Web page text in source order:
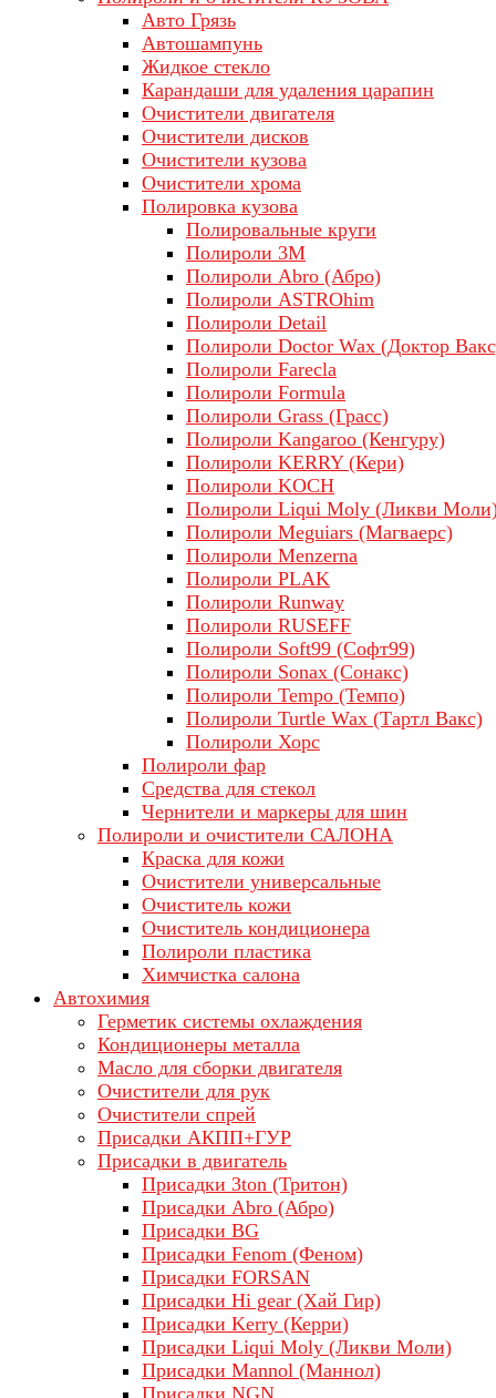
Авто Грязь
Автошампунь
Жидкое стекло
Карандаши для удаления царапин
Очистители двигателя
Очистители дисков
Очистители кузова
Очистители хрома
Полировка кузова
Полировальные круги
Полироли 3М
Полироли Abro (Абро)
Полироли ASTROhim
Полироли Detail
Полироли Doctor Wax (Доктор
Полироли Farecla
Полироли Formula
Полироли Grass (Грасс)
Полироли Kangaroo (Кенгуру)
Полироли KERRY (Кери)
Полироли KOCH
Полироли Liqui Moly (Ликви
Полироли Meguiars (Магваерс)
Полироли Menzerna
Полироли PLAK
Полироли Runway
Полироли RUSEFF
Полироли Soft99 (Софт99)
Полироли Sonax (Сонакс)
Полироли Tempo (Темпо)
Полироли Turtle Wax (Тартл Вакс)
Полироли Хорс
Полироли фар
Средства для стекол
Чернители и маркеры для шин
Полироли и очистители САЛОНА
Краска для кожи
Очистители универсальные
Очиститель кожи
Очиститель кондиционера
Полироли пластика
Химчистка салона
Автохимия
Герметик системы охлаждения
Кондиционеры металла
Масло для сборки двигателя
Очистители для рук
Очистители спрей
Присадки АКПП+ГУР
Присадки в двигатель
Присадки 3ton (Тритон)
Присадки Abro (Абро)
Присадки BG
Присадки Fenom (Феном)
Присадки FORSAN
Присадки Hi gear (Хай Гир)
Присадки Kerry (Керри)
Присадки Liqui Moly (Ликви Моли)
Присадки Mannol (Маннол)
Присадки NGN